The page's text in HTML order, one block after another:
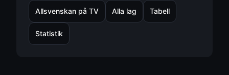
Allsvenskan på TV Alla lag Tabell
Statistik